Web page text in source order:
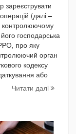
зареєструвати
(далі –
контролюючому
господарська
про яку
орган
кодексу
або
Читати далi